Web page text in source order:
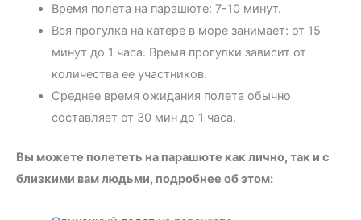
Время полета на парашюте: 7-10 минут.
Вся прогулка на катере в море занимает: от 15
минут до 1 часа. Время прогулки зависит от
количества ее участников.
Среднее время ожидания полета обычно
составляет от 30 мин до 1 часа.
Вы можете полететь на парашюте как лично, так и с
близкими вам людьми, подробнее об этом: